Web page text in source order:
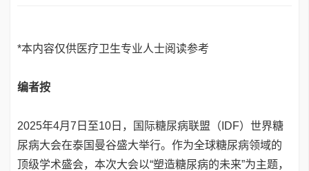
*本内容仅供医疗卫生专业人士阅读参考
编者按
2025年4月7日至10日，国际糖尿病联盟（IDF）世界糖
尿病大会在泰国曼谷盛大举行。作为全球糖尿病领域的
顶级学术盛会，本次大会以“塑造糖尿病的未来”为主题，